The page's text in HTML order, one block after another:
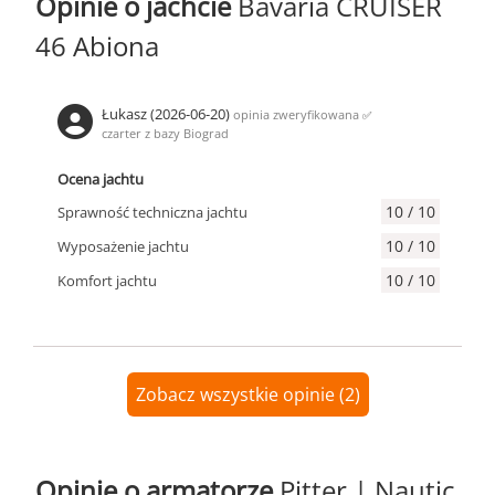
46 Abiona
Łukasz (2026-06-20) opinia zweryfikowana ✅
czarter z bazy Biograd
Ocena jachtu
Sprawność techniczna jachtu
10 / 10
Wyposażenie jachtu 10 / 10
Komfort jachtu 10 / 10
Zobacz wszystkie opinie (2)